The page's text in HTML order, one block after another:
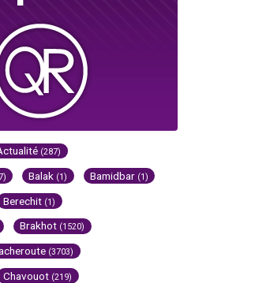
(287)
Balak (1) Bamidbar (1)
Berechit (1)
Brakhot (1520)
(3703)
Chavouot (219)